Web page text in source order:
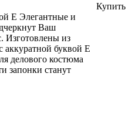
Е Элегантные и
Ваш
Изготовлены из
аккуратной буквой Е
делового костюма
запонки станут
Купить